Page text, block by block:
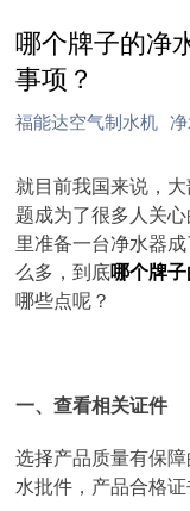
哪个牌子的净
事项？
福能达空气制水机
就目前我国来说，
题成为了很多人关
里准备一台净水器
么多，到底哪个牌
哪些点呢？
一、查看相关证件
选择产品质量有保
水批件，产品合格